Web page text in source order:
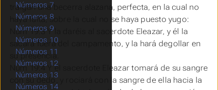
traigan una becerra alazana, perfecta, en la cual no
hayafalta, sobre la cual no se haya puesto yugo:
Num 19:3 Y la daréis al sacerdote Eleazar, y él la
sacará fuera del campamento, y la hará degollar en
su presencia.
Num 19:4 Y el sacerdote Eleazar tomará de su sangre
con su dedo, y rociará con la sangre de ella hacia la
Números 7
Números 8
Números 9
Números 10
Números 11
Números 12
Números 13
Números 14